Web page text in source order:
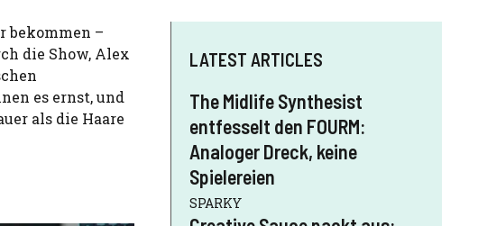
bekommen –
die Show, Alex
es ernst, und
als die Haare
LATEST ARTICLES
The Midlife Synthesist
entfesselt den FOURM:
Analoger Dreck, keine
Spielereien
SPARKY